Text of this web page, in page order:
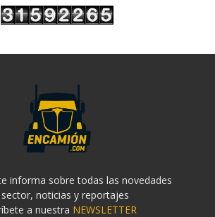
informa sobre todas las novedades
sector, noticias y reportajes
a nuestra NEWSLETTER